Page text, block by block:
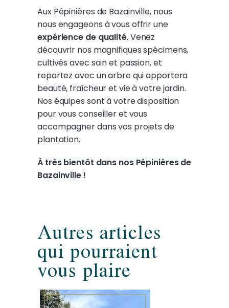
Aux Pépinières de Bazainville, nous
nous engageons à vous offrir une
expérience de qualité. Venez
découvrir nos magnifiques spécimens,
cultivés avec soin et passion, et
repartez avec un arbre qui apportera
beauté, fraîcheur et vie à votre jardin.
Nos équipes sont à votre disposition
pour vous conseiller et vous
accompagner dans vos projets de
plantation.
À très bientôt dans nos Pépinières de
Bazainville !
Autres articles
qui pourraient
vous plaire